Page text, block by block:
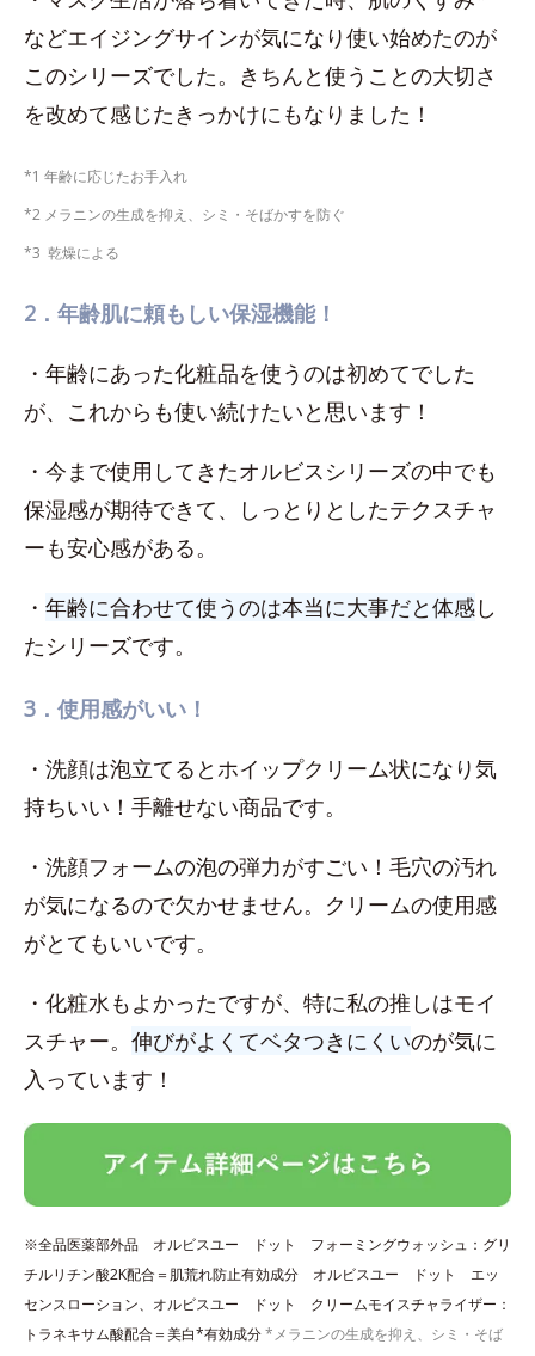
などエイジングサインが気になり使い始めたのが
このシリーズでした。きちんと使うことの大切さ
を改めて感じたきっかけにもなりました！
*1 年齢に応じたお手入れ
*2 メラニンの生成を抑え、シミ・そばかすを防ぐ
*3 乾燥による
2．年齢肌に頼もしい保湿機能！
・年齢にあった化粧品を使うのは初めてでした
が、これからも使い続けたいと思います！
・今まで使用してきたオルビスシリーズの中でも
保湿感が期待できて、しっとりとしたテクスチャ
ーも安心感がある。
・ 年齢に合わせて使うのは本当に大事だと体感し
たシリーズです。
3．使用感がいい！
・洗顔は泡立てるとホイップクリーム状になり気
持ちいい！手離せない商品です。
・洗顔フォームの泡の弾力がすごい！毛穴の汚れ
が気になるので欠かせません。クリームの使用感
がとてもいいです。
・化粧水もよかったですが、特に私の推しはモイ
スチャー。 伸びがよくてベタつきにくいのが気に
入っています！
※全品医薬部外品 オルビスユー ドット フォーミングウォッシュ：グリ
チルリチン酸2K配合＝肌荒れ防止有効成分 オルビスユー ドット エッ
センスローション、オルビスユー ドット クリームモイスチャライザー：
トラネキサム酸配合＝美白*有効成分*メラニンの生成を抑え、シミ・そば